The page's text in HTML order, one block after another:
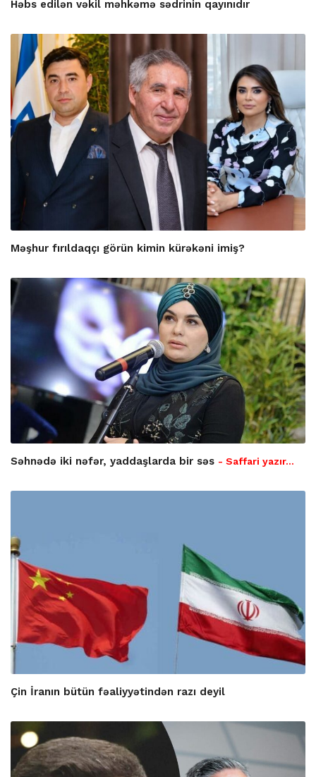
Həbs edilən vəkil məhkəmə sədrinin qayınıdır
Məşhur fırıldaqçı görün kimin kürəkəni imiş?
Səhnədə iki nəfər, yaddaşlarda bir səs - Saffari yazır…
Çin İranın bütün fəaliyyətindən razı deyil